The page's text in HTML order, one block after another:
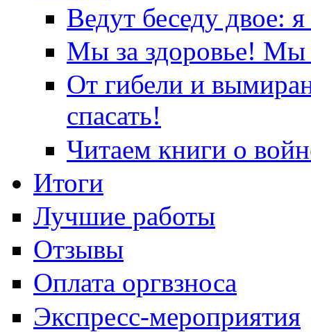
Ведут беседу двое:
Мы за здоровье! Мы
От гибели и
спасать!
Читаем книги о
Итоги
Лучшие работы
Отзывы
Оплата оргвзноса
Экспресс-мероприятия